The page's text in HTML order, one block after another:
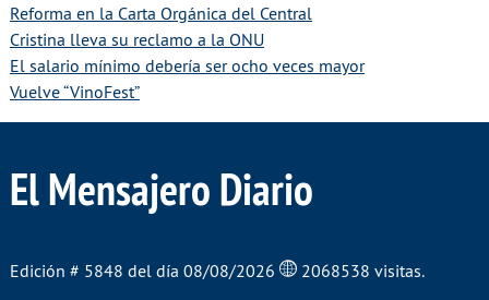
Reforma en la Carta Orgánica del Central
Cristina lleva su reclamo a la ONU
El salario mínimo debería ser ocho veces mayor
Vuelve “VinoFest”
El Mensajero Diario
Edición # 5848 del día 08/08/2026 2068538 visitas.